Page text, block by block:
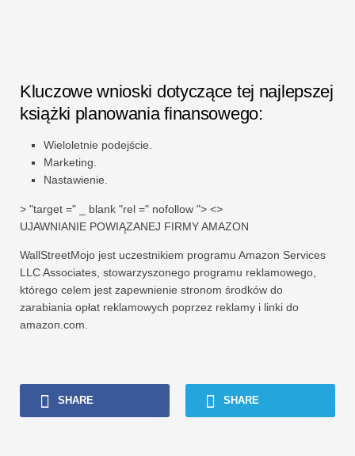
Kluczowe wnioski dotyczące tej najlepszej
książki planowania finansowego:
Wieloletnie podejście.
Marketing.
Nastawienie.
> "target =" _ blank "rel =" nofollow "> <>
UJAWNIANIE POWIĄZANEJ FIRMY AMAZON
WallStreetMojo jest uczestnikiem programu Amazon Services
LLC Associates, stowarzyszonego programu reklamowego,
którego celem jest zapewnienie stronom środków do
zarabiania opłat reklamowych poprzez reklamy i linki do
amazon.com.
SHARE SHARE